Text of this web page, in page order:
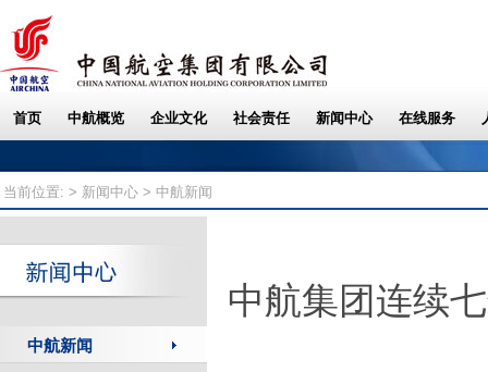
当前位置: > 新闻中心 > 中航新闻
中航新闻
中航集团连续